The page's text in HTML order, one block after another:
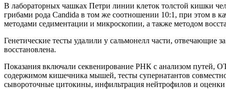
В лабораторных чашках Петри линии клеток толстой кишки
грибами рода Candida в том же соотношении 10:1, при этом в
методами седиментации и микроскопии, а также методом
Генетические тесты удалили у сальмонелл части, отвечающие
восстановлена.
Показания включали секвенирование РНК с анализом путей,
содержимом кишечника мышей, тесты супернатантов
сывороточные цитокины, инфильтрация нейтрофилов и оценки